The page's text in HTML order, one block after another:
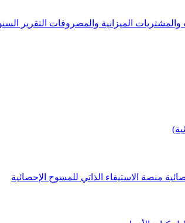
والمشتريات الميزانية والمصروفات التقرير
منصة الاستيفاء الذاتي للمسوح الإحصائية